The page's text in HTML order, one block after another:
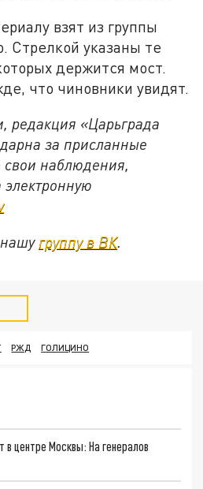
взят из группы
Стрелкой указаны те
держится мост.
что чиновники увидят.
редакция «Царьграда
за присланные
наблюдения,
группу в ВК.
РЖД ГОЛИЦИНО
центре Москвы: На генералов